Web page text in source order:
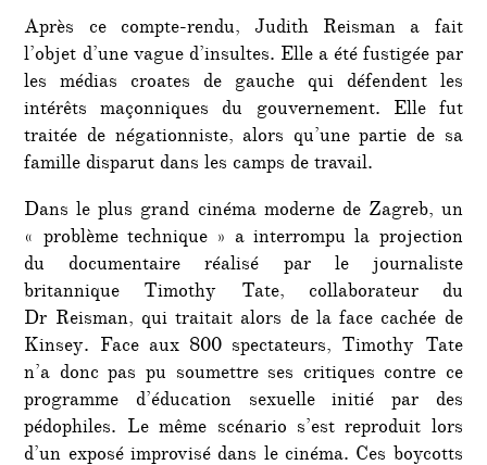
Après ce compte-rendu, Judith Reisman a fait
l’objet d’une vague d’insultes. Elle a été fustigée par
les médias croates de gauche qui défendent les
intérêts maçonniques du gouvernement. Elle fut
traitée de négationniste, alors qu’une partie de sa
famille disparut dans les camps de travail.
Dans le plus grand cinéma moderne de Zagreb, un
« problème technique » a interrompu la projection
du documentaire réalisé par le journaliste
britannique Timothy Tate, collaborateur du
Dr Reisman, qui traitait alors de la face cachée de
Kinsey. Face aux 800 spectateurs, Timothy Tate
n’a donc pas pu soumettre ses critiques contre ce
programme d’éducation sexuelle initié par des
pédophiles. Le même scénario s’est reproduit lors
d’un exposé improvisé dans le cinéma. Ces boycotts